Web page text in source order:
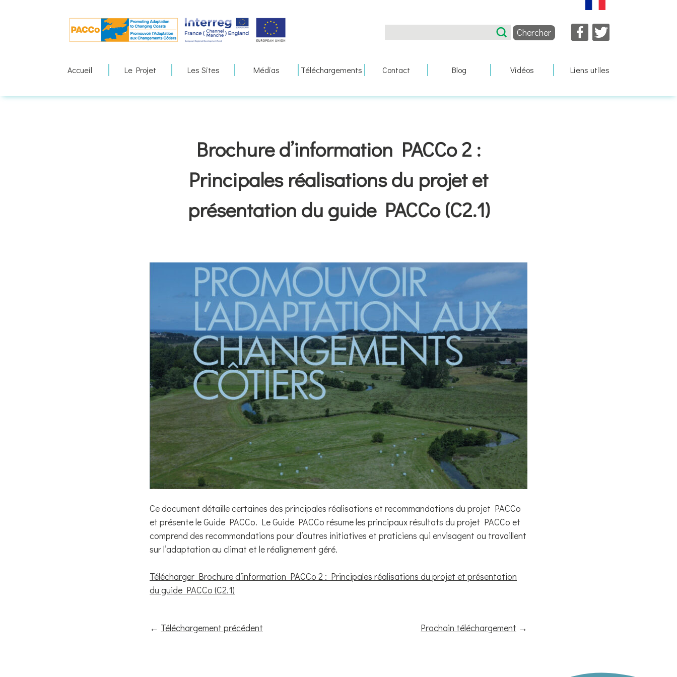
FacebookTwitter
Accueil Le Projet Les Sites Médias Téléchargements Contact Blog Vidéos Liens utiles
Brochure d’information PACCo 2 :
Principales réalisations du projet et
présentation du guide PACCo (C2.1)
Ce document détaille certaines des principales réalisations et recommandations du projet PACCo
et présente le Guide PACCo. Le Guide PACCo résume les principaux résultats du projet PACCo et
comprend des recommandations pour d’autres initiatives et praticiens qui envisagent ou travaillent
sur l’adaptation au climat et le réalignement géré.
Télécharger Brochure d’information PACCo 2 : Principales réalisations du projet et présentation
du guide PACCo (C2.1)
← Téléchargement précédent Prochain téléchargement →